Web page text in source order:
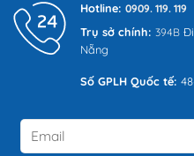
giáHotline: 0909. 119. 119
Trụ sở chính: 394B
Nẵng
Số GPLH Quốc tế: